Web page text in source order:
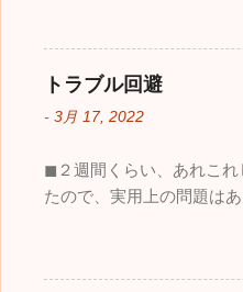
トラブル回避
- 3月 17, 2022
◼︎２週間くらい、あれこ
たので、実用上の問題は